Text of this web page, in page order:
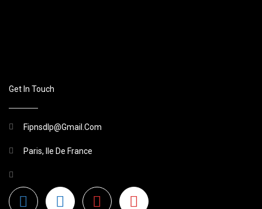
Get In Touch
Fipnsdlp@gmail.com
Paris, Ile De France